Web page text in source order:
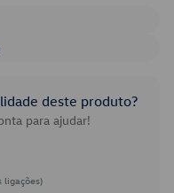
deste produto?
para ajudar!
ligações)